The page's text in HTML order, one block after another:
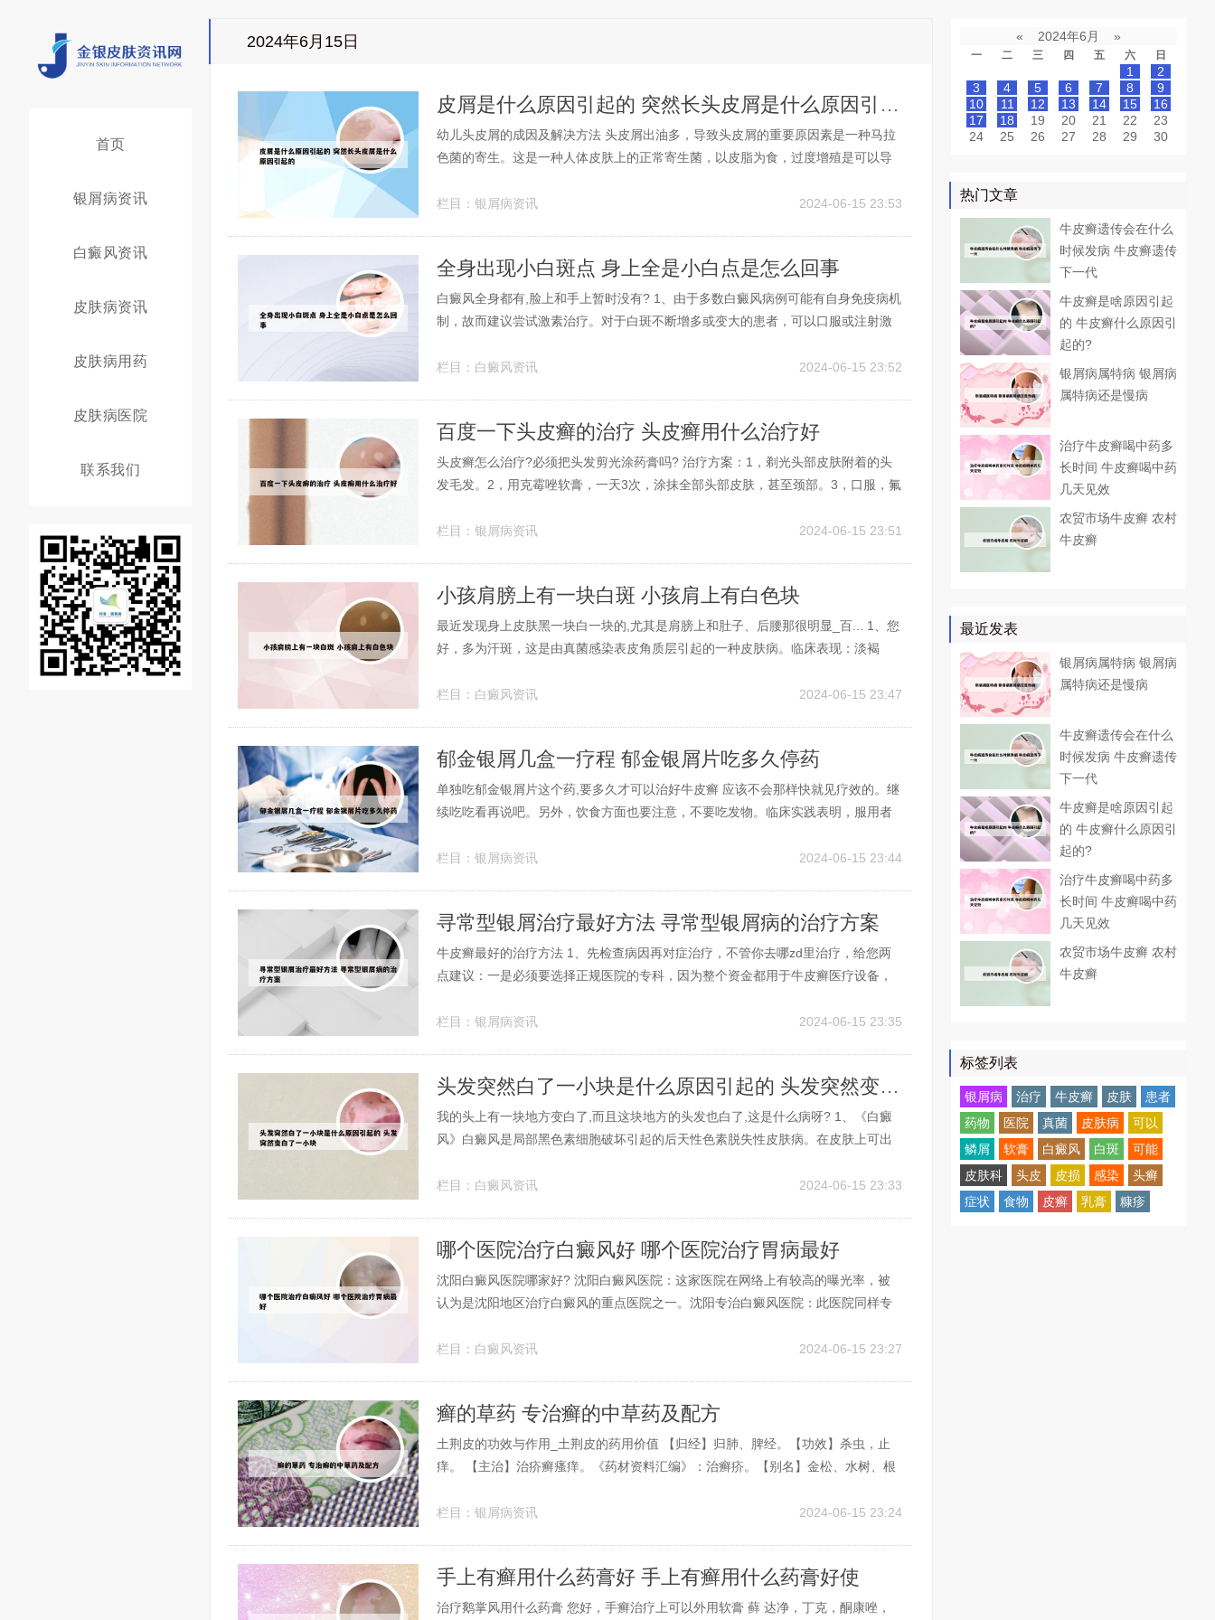
首页
银屑病资讯
白癜风资讯
皮肤病资讯
皮肤病用药
皮肤病医院
联系我们
2024年6月15日
皮屑是什么原因引起的 突然长头皮屑是什么原因引起的
幼儿头皮屑的成因及解决方法 头皮屑出油多，导致头皮屑的重要原因素是一种马拉
色菌的寄生。这是一种人体皮肤上的正常寄生菌，以皮脂为食，过度增殖是可以导
进皮肤正常的新陈代谢，要尽量避免熬夜，最好在晚上11点之前睡觉。多喝水。保
栏目： 银屑病资讯 2024-06-15 23:53
全身出现小白斑点 身上全是小白点是怎么回事
白癜风全身都有,脸上和手上暂时没有? 1、由于多数白癜风病例可能有自身免疫病机
制，故而建议尝试激素治疗。对于白斑不断增多或变大的患者，可以口服或注射激
年之后，才考虑复色对症治疗。一般治疗 应避免诱发因素，如外伤、暴晒和精神压
栏目： 白癜风资讯 2024-06-15 23:52
百度一下头皮癣的治疗 头皮癣用什么治疗好
头皮癣怎么治疗?必须把头发剪光涂药膏吗? 治疗方案：1，剃光头部皮肤附着的头
发毛发。2，用克霉唑软膏，一天3次，涂抹全部头部皮肤，甚至颈部。3，口服，氟
用品，之后太阳暴晒干。5，病情严重者，可加用 地塞米松软膏 ，一天3次，涂抹全
栏目： 银屑病资讯 2024-06-15 23:51
小孩肩膀上有一块白斑 小孩肩上有白色块
最近发现身上皮肤黑一块白一块的,尤其是肩膀上和肚子、后腰那很明显_百... 1、您
好，多为汗斑，这是由真菌感染表皮角质层引起的一种皮肤病。临床表现：淡褐
痒，或者偶有轻微的瘙痒，有白色细微的皮屑。2、病情分析： 你好，考虑是白癜
栏目： 白癜风资讯 2024-06-15 23:47
郁金银屑几盒一疗程 郁金银屑片吃多久停药
单独吃郁金银屑片这个药,要多久才可以治好牛皮癣 应该不会那样快就见疗效的。继
续吃吃看再说吧。另外，饮食方面也要注意，不要吃发物。临床实践表明，服用者
常规和肝肾功能的复查，确保身体无异常反应。虽然初期效果显著，但长期服用并
栏目： 银屑病资讯 2024-06-15 23:44
寻常型银屑治疗最好方法 寻常型银屑病的治疗方案
牛皮癣最好的治疗方法 1、先检查病因再对症治疗，不管你去哪zd里治疗，给您两
点建议：一是必须要选择正规医院的专科，因为整个资金都用于牛皮癣医疗设备，
不权同病因病情采取个性化的治疗方案，最终达控制止发展，逐渐恢复正常皮肤的
栏目： 银屑病资讯 2024-06-15 23:35
头发突然白了一小块是什么原因引起的 头发突然变白了一小块
我的头上有一块地方变白了,而且这块地方的头发也白了,这是什么病呀? 1、《白癜
风》白癜风是局部黑色素细胞破坏引起的后天性色素脱失性皮肤病。在皮肤上可出
捣为末。每服二钱，热水送下。一天服二次，一月后断根。服至半月时，白处见红
栏目： 白癜风资讯 2024-06-15 23:33
哪个医院治疗白癜风好 哪个医院治疗胃病最好
沈阳白癜风医院哪家好? 沈阳白癜风医院：这家医院在网络上有较高的曝光率，被
认为是沈阳地区治疗白癜风的重点医院之一。沈阳专治白癜风医院：此医院同样专
宣传，这家医院也致力于白癜风的专项治疗。沈阳中科是顶尖的正规医院，许多外
栏目： 白癜风资讯 2024-06-15 23:27
癣的草药 专治癣的中草药及配方
土荆皮的功效与作用_土荆皮的药用价值 【归经】归肺、脾经。【功效】杀虫，止
痒。 【主治】治疥癣瘙痒。《药材资料汇编》：治癣疥。【别名】金松、水树、根
两，五倍子八钱，密陀僧六钱，轻粉二钱。共研细末备用。【功效】杀虫，止痒。
栏目： 银屑病资讯 2024-06-15 23:24
手上有癣用什么药膏好 手上有癣用什么药膏好使
治疗鹅掌风用什么药膏 您好，手癣治疗上可以外用软膏 藓 达净，丁克，酮康唑，
« 2024年6月 »
一 二 三 四 五 六 日
1
2
3
4 5 6 7 8
9
10
11 12 13 14 15
16
17
18 19 20 21 22
23
24
25 26 27 28 29 30
热门文章
牛皮癣遗传会在什么
时候发病 牛皮癣遗传
下一代
牛皮癣是啥原因引起
的 牛皮癣什么原因引
起的?
银屑病属特病 银屑病
属特病还是慢病
治疗牛皮癣喝中药多
长时间 牛皮癣喝中药
几天见效
农贸市场牛皮癣 农村
牛皮癣
最近发表
银屑病属特病 银屑病
属特病还是慢病
牛皮癣遗传会在什么
时候发病 牛皮癣遗传
下一代
牛皮癣是啥原因引起
的 牛皮癣什么原因引
起的?
治疗牛皮癣喝中药多
长时间 牛皮癣喝中药
几天见效
农贸市场牛皮癣 农村
牛皮癣
标签列表
银屑病 治疗 牛皮癣 皮肤
患者
药物
医院 真菌 皮肤病
可以
鳞屑
软膏 白癜风 白斑
可能
皮肤科
头皮 皮损 感染
头癣
症状
食物 皮癣 乳膏 糠疹